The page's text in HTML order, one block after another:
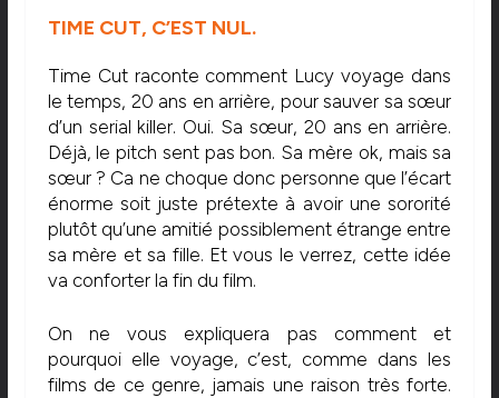
TIME CUT, C’EST NUL.
Time Cut raconte comment Lucy voyage dans
le temps, 20 ans en arrière, pour sauver sa sœur
d’un serial killer. Oui. Sa sœur, 20 ans en arrière.
Déjà, le pitch sent pas bon. Sa mère ok, mais sa
sœur ? Ca ne choque donc personne que l’écart
énorme soit juste prétexte à avoir une sororité
plutôt qu’une amitié possiblement étrange entre
sa mère et sa fille. Et vous le verrez, cette idée
va conforter la fin du film.
On ne vous expliquera pas comment et
pourquoi elle voyage, c’est, comme dans les
films de ce genre, jamais une raison très forte.